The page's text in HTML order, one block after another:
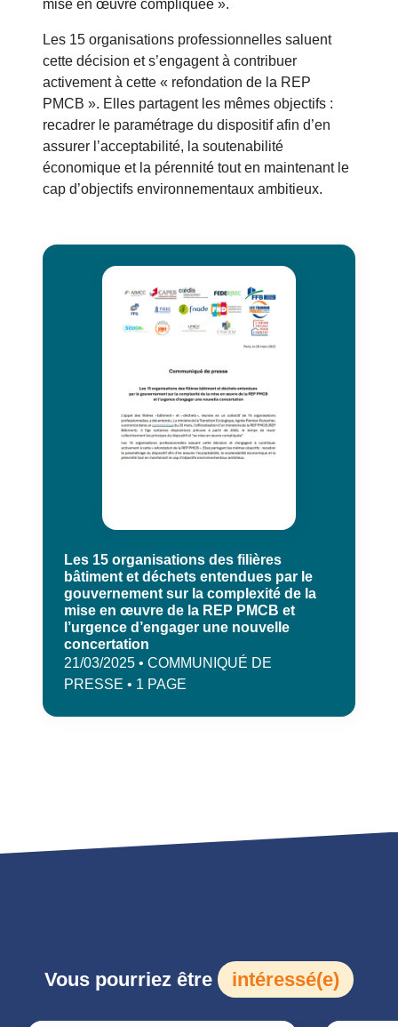
mise en œuvre compliquée ».
Les 15 organisations professionnelles saluent
cette décision et s’engagent à contribuer
activement à cette « refondation de la REP
PMCB ». Elles partagent les mêmes objectifs :
recadrer le paramétrage du dispositif afin d’en
assurer l’acceptabilité, la soutenabilité
économique et la pérennité tout en maintenant le
cap d’objectifs environnementaux ambitieux.
Les 15 organisations des filières
bâtiment et déchets entendues par le
gouvernement sur la complexité de la
mise en œuvre de la REP PMCB et
l’urgence d’engager une nouvelle
concertation
21/03/2025 • COMMUNIQUÉ DE
PRESSE • 1 PAGE
Vous pourriez être intéressé(e)